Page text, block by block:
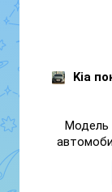
Kia
Модель
салон